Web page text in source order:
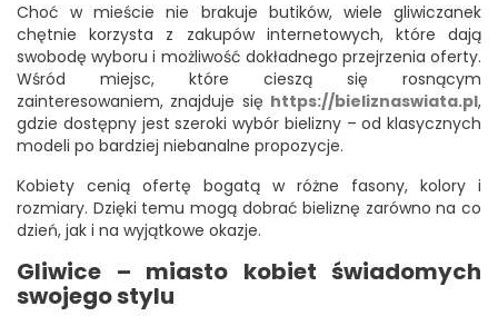
Choć w mieście nie brakuje butików, wiele gliwiczanek
chętnie korzysta z zakupów internetowych, które dają
swobodę wyboru i możliwość dokładnego przejrzenia oferty.
Wśród miejsc, które cieszą się rosnącym
zainteresowaniem, znajduje się https://bieliznaswiata.pl,
gdzie dostępny jest szeroki wybór bielizny – od klasycznych
modeli po bardziej niebanalne propozycje.
Kobiety cenią ofertę bogatą w różne fasony, kolory i
rozmiary. Dzięki temu mogą dobrać bieliznę zarówno na co
dzień, jak i na wyjątkowe okazje.
Gliwice – miasto kobiet świadomych
swojego stylu